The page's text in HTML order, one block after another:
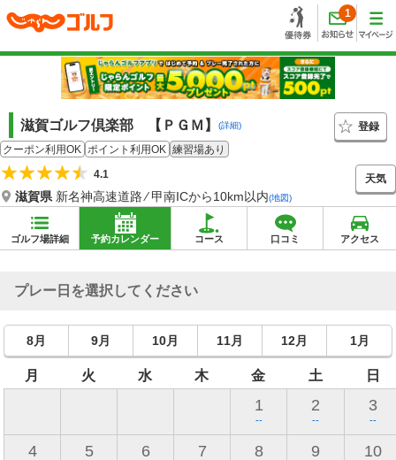
1
滋賀ゴルフ倶楽部 【ＰＧＭ】 (詳細)
登録
クーポン利用OK ポイント利用OK 練習場あり
4.1
滋賀県 新名神高速道路 ⁄ 甲南ICから10km以内(地図)
天気
ゴルフ場詳細 予約カレンダー コース 口コミ アクセス
プレー日を選択してください
8月 9月 10月 11月 12月 1月
月 火 水 木 金 土 日
1
--
2
--
3
--
4 5 6 7 8 9 10